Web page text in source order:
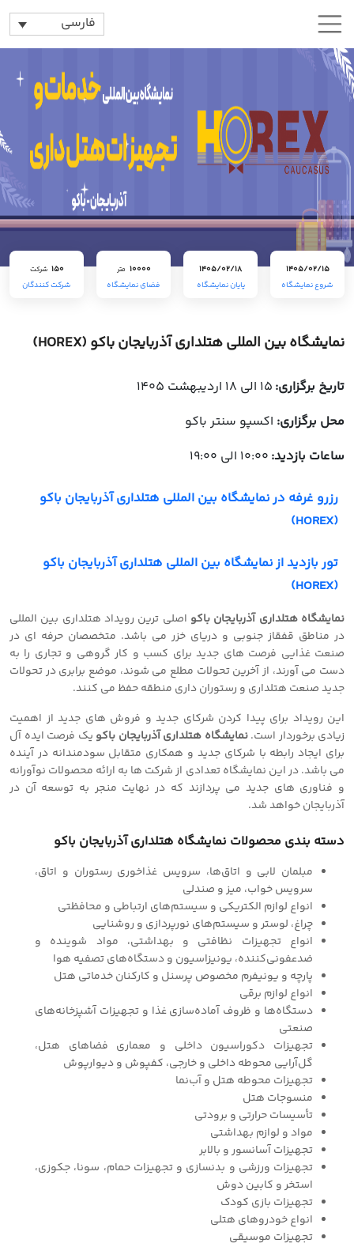
فارسی
1405/02/15
شروع نمایشگاه
1405/02/18
پایان نمایشگاه
10000 متر
فضای نمایشگاه
150 شرکت
شرکت کنندگان
نمایشگاه بین المللی هتلداری آذربایجان باکو (HOREX)
تاریخ برگزاری: 15 الی 18 اردیبهشت 1405
محل برگزاری: اکسپو سنتر باکو
ساعات بازدید:
رزرو غرفه در نمایشگاه بین المللی هتلداری آذربایجان باکو
(HOREX)
تور بازدید از نمایشگاه بین المللی هتلداری آذربایجان باکو
(HOREX)
نمایشگاه هتلداری آذربایجان باکو اصلی ترین رویداد هتلداری بین المللی
در مناطق قفقاز جنوبی و دریای خزر می باشد. متخصصان حرفه ای در
صنعت غذایی فرصت های جدید برای کسب و کار گروهی و تجاری را به
دست می آورند، از آخرین تحولات مطلع می شوند، موضع برابری در تحولات
جدید صنعت هتلداری و رستوران داری منطقه حفظ می کنند.
این رویداد برای پیدا کردن شرکای جدید و فروش های جدید از اهمیت
زیادی برخوردار است.نمایشگاه هتلداری آذربایجان باکو یک فرصت ایده آل
برای ایجاد رابطه با شرکای جدید و همکاری متقابل سودمندانه در آینده
می باشد. در این نمایشگاه تعدادی از شرکت ها به ارائه محصولات نوآورانه
و فناوری های جدید می پردازند که در نهایت منجر به توسعه آن در
آذربایجان خواهد شد.
دسته بندی محصولات نمایشگاه هتلداری آذربایجان باکو
مبلمان لابی و اتاق‌ها، سرویس غذاخوری رستوران و اتاق،
سرویس خواب، میز و صندلی
انواع لوازم الکتریکی و سیستم‌های ارتباطی و محافظتی
چراغ، لوستر و سیستم‌های نورپردازی و روشنایی
انواع تجهیزات نظافتی و بهداشتی، مواد شوینده و
ضدعفونی‌کننده، یونیزاسیون و دستگاه‌های تصفیه هوا
پارچه و یونیفرم مخصوص پرسنل و کارکنان خدماتی هتل
انواع لوازم برقی
دستگاه‌ها و ظروف آماده‌سازی غذا و تجهیزات آشپزخانه‌‌های
صنعتی
تجهیزات دکوراسیون داخلی و معماری فضاهای هتل،
گل‌آرایی محوطه داخلی و خارجی، کفپوش و دیوارپوش
تجهیزات محوطه هتل و آب‌نما
منسوجات هتل
تأسیسات حرارتی و برودتی
مواد و لوازم بهداشتی
تجهیزات آسانسور و بالابر
تجهیزات ورزشی و بدنسازی و تجهیزات حمام، سونا، جکوزی،
استخر و کابین دوش
تجهیزات بازی کودک
انواع خودروهای هتلی
تجهیزات موسیقی